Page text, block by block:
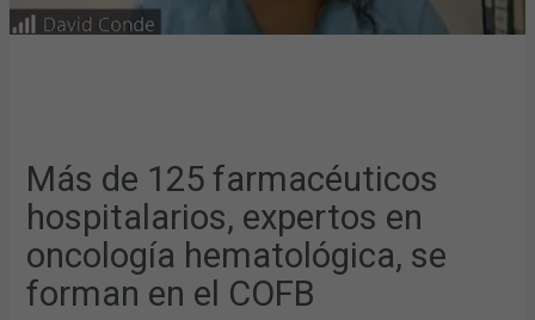
Más de 125 farmacéuticos
hospitalarios, expertos en
oncología hematológica, se
forman en el COFB
COFB